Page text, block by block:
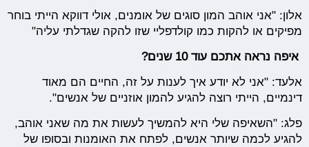
אלון: "אני אוהב המון סוגים של אומנים, אולי דווקא הייתי בוחר
מפיקים או להקות כמו קולדפליי שזו להקה שגדלתי עליה"
איפה נראה אתכם עוד 10 שנים?
אלעד: "אני לא יודע איך לענות על זה, החיים הם מאוד
דינמיים, הייתי רוצה להגיע להמון אוזניים של אנשים".
פלג: "השאיפה שלי היא להמשיך לעשות את מה שאני אוהב,
להגיע לכמה שיותר אנשים, לפתח את האומנות ובסופו של